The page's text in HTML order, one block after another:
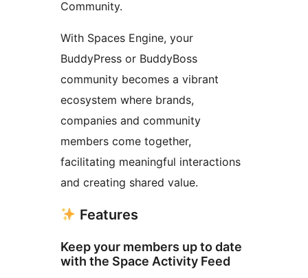
Community.
With Spaces Engine, your
BuddyPress or BuddyBoss
community becomes a vibrant
ecosystem where brands,
companies and community
members come together,
facilitating meaningful interactions
and creating shared value.
Features
Keep your members up to date
with the Space Activity Feed